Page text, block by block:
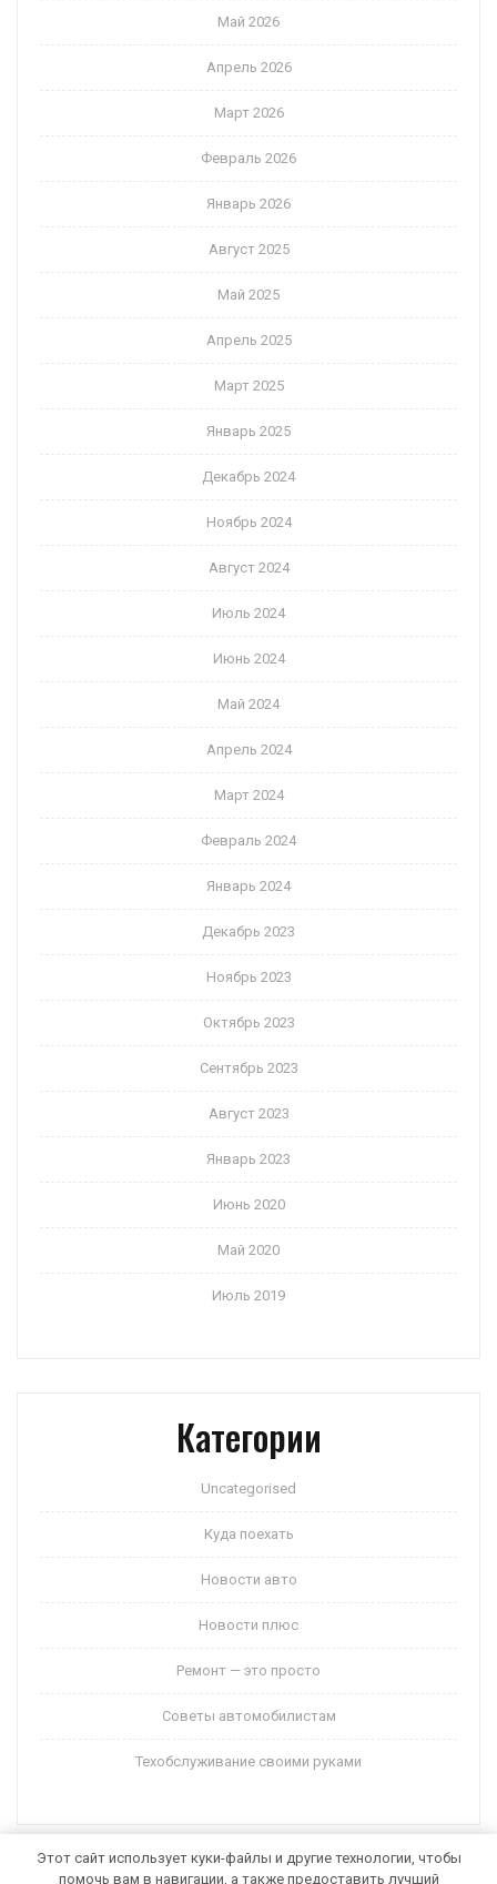
Май 2026
Апрель 2026
Март 2026
Февраль 2026
Январь 2026
Август 2025
Май 2025
Апрель 2025
Март 2025
Январь 2025
Декабрь 2024
Ноябрь 2024
Август 2024
Июль 2024
Июнь 2024
Май 2024
Апрель 2024
Март 2024
Февраль 2024
Январь 2024
Декабрь 2023
Ноябрь 2023
Октябрь 2023
Сентябрь 2023
Август 2023
Январь 2023
Июнь 2020
Май 2020
Июль 2019
Категории
Uncategorised
Куда поехать
Новости авто
Новости плюс
Ремонт — это просто
Советы автомобилистам
Техобслуживание своими руками
Этот сайт использует куки-файлы и другие технологии, чтобы
помочь вам в навигации, а также предоставить лучший